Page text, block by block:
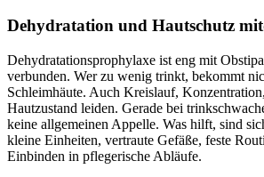
Dehydratation und Hautschutz
Dehydratationsprophylaxe ist eng mit
verbunden. Wer zu wenig trinkt, bekommt
Schleimhäute. Auch Kreislauf,
Hautzustand leiden. Gerade bei
keine allgemeinen Appelle. Was hilft, sind
kleine Einheiten, vertraute Gefäße, feste
Einbinden in pflegerische Abläufe.